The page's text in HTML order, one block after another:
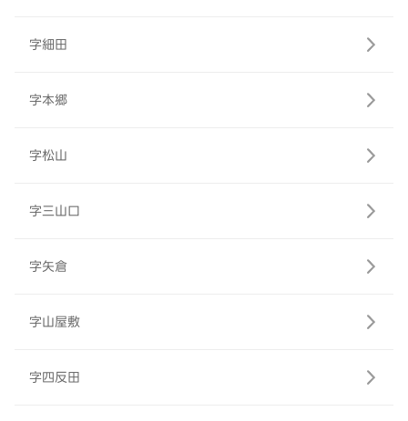
字細田
字本郷
字松山
字三山口
字矢倉
字山屋敷
字四反田